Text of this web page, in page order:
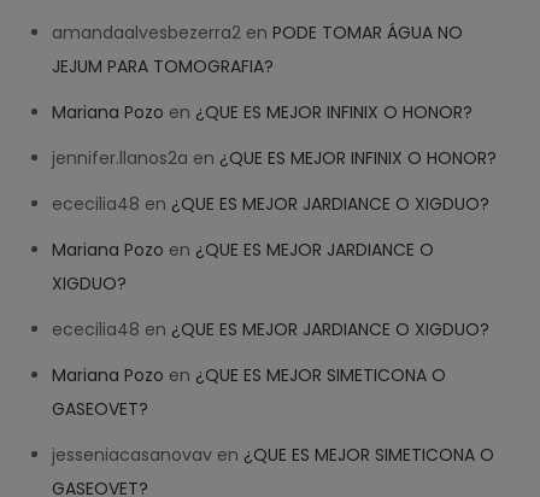
amandaalvesbezerra2 enPODE TOMAR ÁGUA NO
JEJUM PARA TOMOGRAFIA?
Mariana Pozo en ¿QUE ES MEJOR INFINIX O HONOR?
jennifer.llanos2a en ¿QUE ES MEJOR INFINIX O HONOR?
ececilia48 en ¿QUE ES MEJOR JARDIANCE O XIGDUO?
Mariana Pozo en ¿QUE ES MEJOR JARDIANCE O
XIGDUO?
ececilia48 en ¿QUE ES MEJOR JARDIANCE O XIGDUO?
Mariana Pozo en ¿QUE ES MEJOR SIMETICONA O
GASEOVET?
jesseniacasanovav en ¿QUE ES MEJOR SIMETICONA O
GASEOVET?